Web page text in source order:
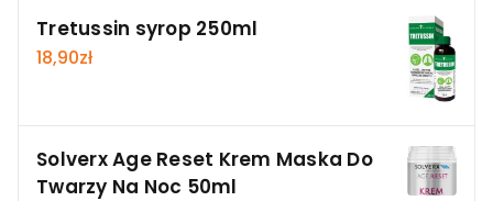
Tretussin syrop 250ml
18,90zł
Solverx Age Reset Krem Maska Do
Twarzy Na Noc 50ml